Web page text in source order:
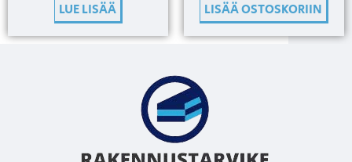
LUE LISÄÄ LISÄÄ OSTOSKORIIN